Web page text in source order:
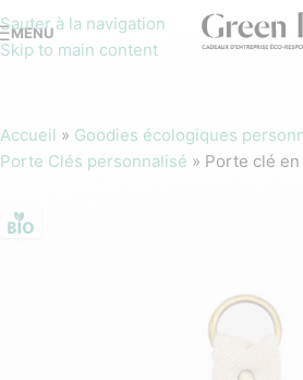
Sauter à la navigation
Skip to main content
MENU
Accueil » Goodies écologiques
Porte Clés personnalisé » Porte clé